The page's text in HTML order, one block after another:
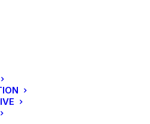
familie Ottermann
in
al 10
dan 300 jaar .
uit
landbouwers en